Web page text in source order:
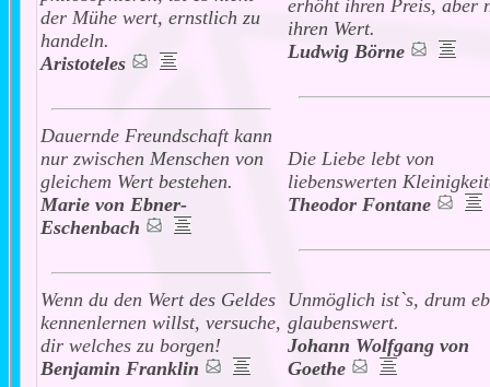
der Mühe wert, ernstlich zu
handeln.
Aristoteles
erhöht ihren Preis, aber
ihren Wert.
Ludwig Börne
Dauernde Freundschaft kann
nur zwischen Menschen von
gleichem Wert bestehen.
Marie von Ebner-
Eschenbach
Die Liebe lebt von
liebenswerten
Theodor Fontane
Wenn du den Wert des Geldes
kennenlernen willst, versuche,
dir welches zu borgen!
Benjamin Franklin
Unmöglich ist`s, drum
glaubenswert.
Johann Wolfgang von
Goethe